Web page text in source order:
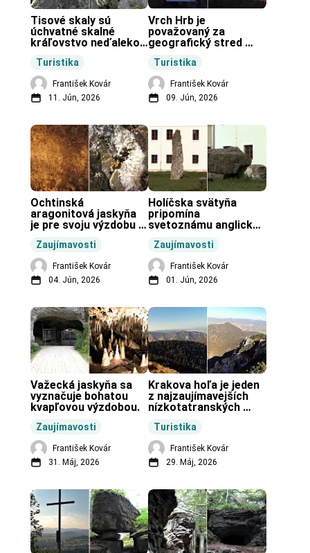
Turistika
Tisové skaly sú
úchvatné skalné
kráľovstvo neďaleko
František Kovár
11. Jún, 2026
Turistika
Vrch Hrb je
považovaný za
geografický stred
František Kovár
09. Jún, 2026
Zaujímavosti
Ochtinská
aragonitová jaskyňa
je pre svoju výzdobu
vo svete.
František Kovár
04. Jún, 2026
Zaujímavosti
Holíčska svätyňa
pripomína
svetoznámu anglickú
František Kovár
01. Jún, 2026
Zaujímavosti
Važecká jaskyňa sa
vyznačuje bohatou
kvapľovou výzdobou.
František Kovár
31. Máj, 2026
Turistika
Krakova hoľa je jeden
z najzaujímavejších
nízkotatranských
František Kovár
29. Máj, 2026